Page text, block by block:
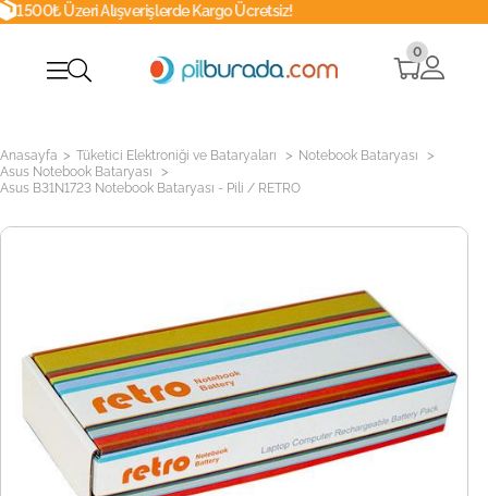
Kargo Ücretsiz!
0
Anasayfa > Tüketici Elektroniği ve Bataryaları > Notebook Bataryası >
Asus Notebook Bataryası >
Asus B31N1723 Notebook Bataryası - Pili / RETRO